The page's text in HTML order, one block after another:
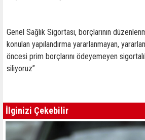
Genel Sağlık Sigortası, borçlarının
konulan yapılandırma yararlanmayan,
öncesi prim borçlarını ödeyemeyen
siliyoruz”
İlginizi Çekebilir